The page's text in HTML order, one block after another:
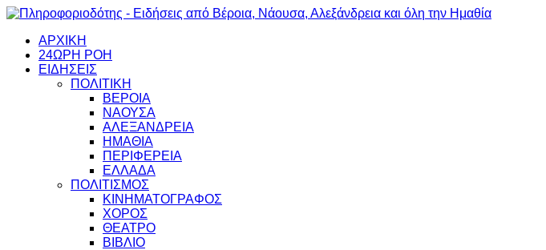
ΑΡΧΙΚΗ
24ΩΡΗ ΡΟΗ
ΕΙΔΗΣΕΙΣ
ΠΟΛΙΤΙΚΗ
ΒΕΡΟΙΑ
ΝΑΟΥΣΑ
ΑΛΕΞΑΝΔΡΕΙΑ
ΗΜΑΘΙΑ
ΠΕΡΙΦΕΡΕΙΑ
ΕΛΛΑΔΑ
ΠΟΛΙΤΙΣΜΟΣ
ΚΙΝΗΜΑΤΟΓΡΑΦΟΣ
ΧΟΡΟΣ
ΘΕΑΤΡΟ
ΒΙΒΛΙΟ